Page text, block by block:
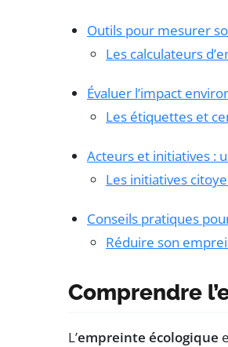
Outils pour mesurer
Les calculateurs
Évaluer l’impact
Les étiquettes et
Acteurs et initiatives :
Les initiatives
Conseils pratiques
Réduire son
Comprendre
L’empreinte écologique